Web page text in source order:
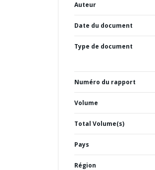
Auteur
Date du document
Type de document
Numéro du rapport
Volume
Total Volume(s)
Pays
Région